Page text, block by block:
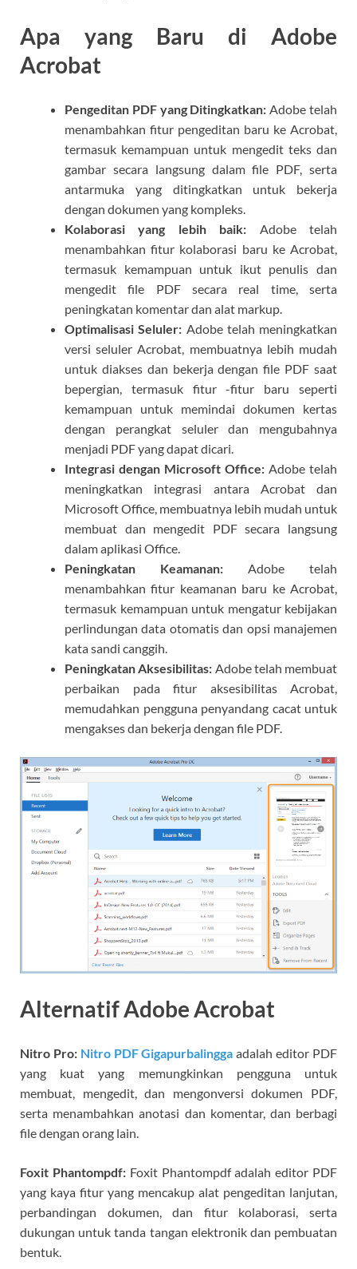
Apa yang Baru di Adobe
Acrobat
Pengeditan PDF yang Ditingkatkan: Adobe telah
menambahkan fitur pengeditan baru ke Acrobat,
termasuk kemampuan untuk mengedit teks dan
gambar secara langsung dalam file PDF, serta
antarmuka yang ditingkatkan untuk bekerja
dengan dokumen yang kompleks.
Kolaborasi yang lebih baik: Adobe telah
menambahkan fitur kolaborasi baru ke Acrobat,
termasuk kemampuan untuk ikut penulis dan
mengedit file PDF secara real time, serta
peningkatan komentar dan alat markup.
Optimalisasi Seluler: Adobe telah meningkatkan
versi seluler Acrobat, membuatnya lebih mudah
untuk diakses dan bekerja dengan file PDF saat
bepergian, termasuk fitur -fitur baru seperti
kemampuan untuk memindai dokumen kertas
dengan perangkat seluler dan mengubahnya
menjadi PDF yang dapat dicari.
Integrasi dengan Microsoft Office: Adobe telah
meningkatkan integrasi antara Acrobat dan
Microsoft Office, membuatnya lebih mudah untuk
membuat dan mengedit PDF secara langsung
dalam aplikasi Office.
Peningkatan Keamanan: Adobe telah
menambahkan fitur keamanan baru ke Acrobat,
termasuk kemampuan untuk mengatur kebijakan
perlindungan data otomatis dan opsi manajemen
kata sandi canggih.
Peningkatan Aksesibilitas: Adobe telah membuat
perbaikan pada fitur aksesibilitas Acrobat,
memudahkan pengguna penyandang cacat untuk
mengakses dan bekerja dengan file PDF.
Alternatif Adobe Acrobat
Nitro Pro: Nitro PDF Gigapurbalingga adalah editor PDF
yang kuat yang memungkinkan pengguna untuk
membuat, mengedit, dan mengonversi dokumen PDF,
serta menambahkan anotasi dan komentar, dan berbagi
file dengan orang lain.
Foxit Phantompdf:Foxit Phantompdf adalah editor PDF
yang kaya fitur yang mencakup alat pengeditan lanjutan,
perbandingan dokumen, dan fitur kolaborasi, serta
dukungan untuk tanda tangan elektronik dan pembuatan
bentuk.